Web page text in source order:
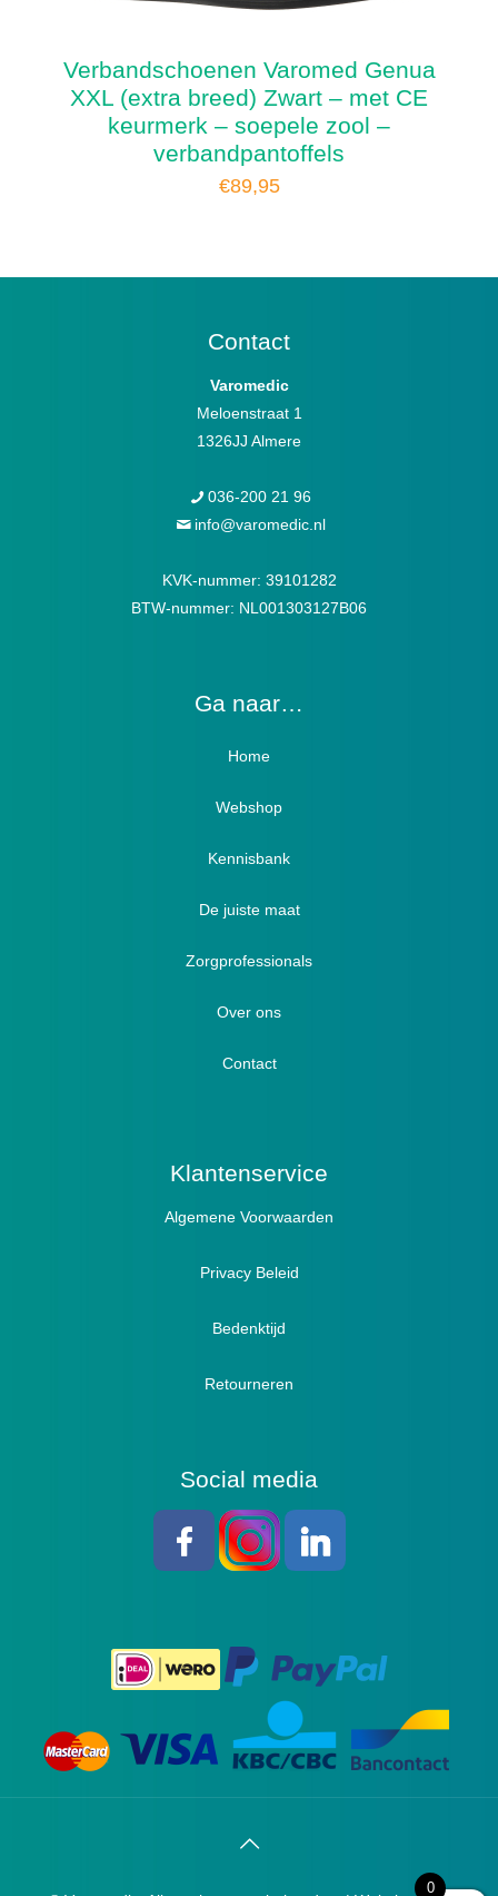
Verbandschoenen Varomed Genua
XXL (extra breed) Zwart – met CE
keurmerk – soepele zool –
verbandpantoffels
€89,95
Contact
Varomedic
Meloenstraat 1
1326JJ Almere
036-200 21 96
info@varomedic.nl
KVK-nummer: 39101282
BTW-nummer: NL001303127B06
Ga naar…
Home
Webshop
Verbandschoenen / Verbandsloffen
Luxe verbandschoenen / stretch (Hallux)
Diabetici
Winterboots
Lymph / Oedeem
Actief
Pantoffels
Sandalen
Kennisbank
Diabetici
Oedeem
Hallux Valgus
Hamertenen
De juiste maat
Zorgprofessionals
Over ons
Contact
Klantenservice
Algemene Voorwaarden
Privacy Beleid
Bedenktijd
Retourneren
Social media
0